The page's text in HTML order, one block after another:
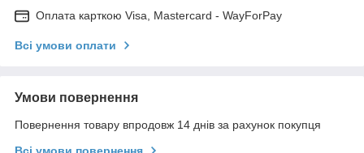
Оплата карткою Visa, Mastercard - WayForPay
Всі умови оплати
Умови повернення
Повернення товару впродовж 14 днів за рахунок покупця